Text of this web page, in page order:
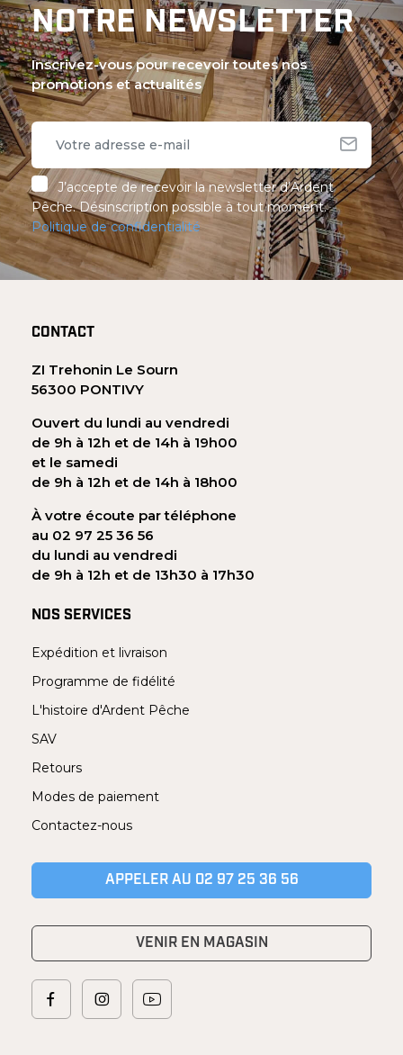
NOTRE NEWSLETTER
Inscrivez-vous pour recevoir toutes nos
promotions et actualités
J’accepte de recevoir la newsletter d’Ardent
Pêche. Désinscription possible à tout moment.
Politique de confidentialité
CONTACT
ZI Trehonin Le Sourn
56300 PONTIVY
Ouvert du lundi au vendredi
de 9h à 12h et de 14h à 19h00
et le samedi
de 9h à 12h et de 14h à 18h00
À votre écoute par téléphone
au 02 97 25 36 56
du lundi au vendredi
de 9h à 12h et de 13h30 à 17h30
NOS SERVICES
Expédition et livraison
Programme de fidélité
L'histoire d'Ardent Pêche
SAV
Retours
Modes de paiement
Contactez-nous
APPELER AU 02 97 25 36 56
VENIR EN MAGASIN